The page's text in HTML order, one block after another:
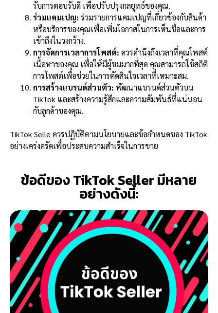
รับการตอบรับดี เพื่อปรับปรุงกลยุทธ์ของคุณ.
ร่วมแคมเปญ: ร่วมรายการแคมเปญที่เกี่ยวข้องกับสินค้า
หรือบริการของคุณเพื่อเพิ่มโอกาสในการเห็นชื่อและการ
เข้าถึงในวงกว้าง.
การจัดการเวลาการโพสต์: ควรคำนึงถึงเวลาที่คุณโพสต์
เนื้อหาของคุณ เพื่อให้มีผู้ชมมากที่สุด คุณสามารถใช้สถิติ
การโพสต์เพื่อช่วยในการตัดสินใจเวลาที่เหมาะสม.
การสร้างแบรนด์ส่วนตัว: พัฒนาแบรนด์ส่วนตัวบน
TikTok และสร้างความรู้สึกและความสัมพันธ์ที่แน่นอน
กับลูกค้าของคุณ.
TikTok Selle ควรปฏิบัติตามนโยบายและข้อกำหนดของ TikTok
อย่างเคร่งครัดเพื่อประสบความสำเร็จในการขาย
ข้อดีของ TikTok Seller มีหลาย
อย่างดังนี้: